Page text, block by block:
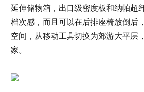
延伸储物箱，出口级密度板和纳帕超
档次感，而且可以在后排座椅放倒后
空间，从移动工具切换为郊游大平层
家。